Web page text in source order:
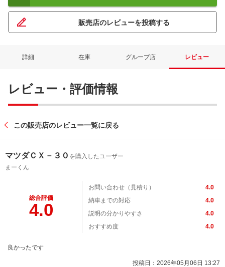
販売店のレビューを投稿する
詳細 在庫 グループ店 レビュー
レビュー・評価情報
この販売店のレビュー一覧に戻る
マツダＣＸ－３０ を購入したユーザー
まーくん
総合評価
4.0
お問い合わせ（見積り）
4.0
納車までの対応
4.0
説明の分かりやすさ
4.0
おすすめ度
4.0
良かったです
投稿日：2026年05月06日 13:27